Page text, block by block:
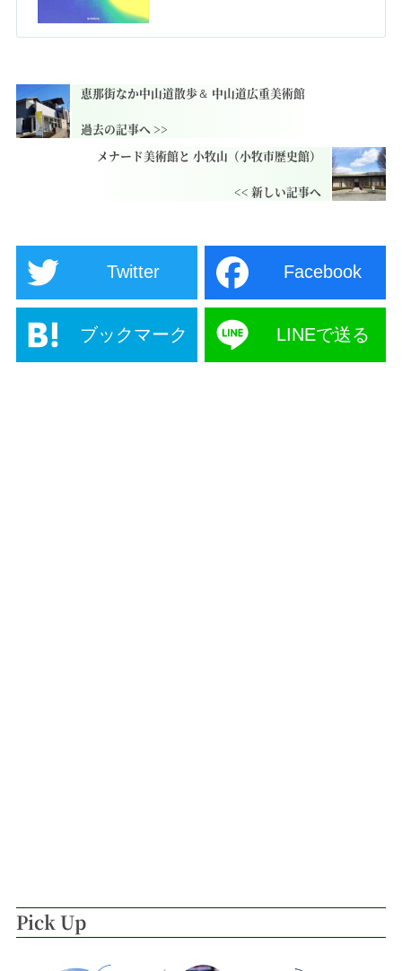
恵那街なか中山道散歩＆ 中山道広重美術館
メナード美術館と 小牧山（小牧市歴史館）
Twitter Facebook
ブックマーク LINEで送る
Pick Up